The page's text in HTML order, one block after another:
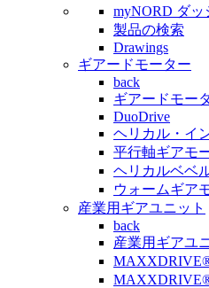
myNORD ダッ
製品の検索
Drawings
ギアードモーター
back
ギアードモー
DuoDrive
ヘリカル・イ
平行軸ギアモ
ヘリカルベベ
ウォームギア
産業用ギアユニット
back
産業用ギアユ